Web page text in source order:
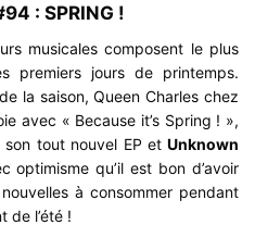
: SPRING !
musicales composent le plus
premiers jours de printemps.
la saison, Queen Charles chez
avec « Because it’s Spring ! »,
tout nouvel EP et Unknown
optimisme qu’il est bon d’avoir
à consommer pendant
de l’été !